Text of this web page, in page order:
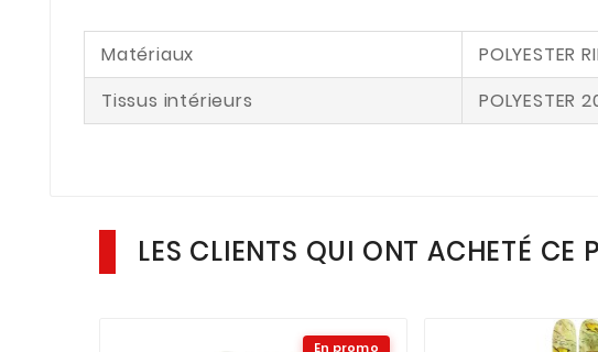
Matériaux
POLYESTER
Tissus intérieurs
POLYESTER
LES CLIENTS QUI ONT ACHETÉ CE
En promo